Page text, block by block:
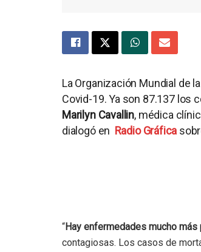
La Organización Mundial de
Covid-19. Ya son 87.137 los
Marilyn Cavallin, médica
dialogó en Radio Gráfica
“Hay enfermedades mucho
contagiosas. Los casos de